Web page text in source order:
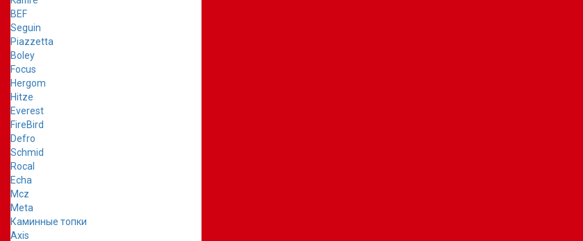
BEF
Seguin
Piazzetta
Boley
Focus
Hergom
Hitze
Everest
FireBird
Defro
Schmid
Rocal
Echa
Mcz
Meta
Каминные топки
Axis